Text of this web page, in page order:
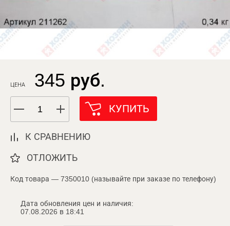
ЦЕНА 345 руб.
КУПИТЬ
К СРАВНЕНИЮ
ОТЛОЖИТЬ
Код товара — 7350010 (называйте при заказе по телефону)
Дата обновления цен и наличия:
07.08.2026 в 18:41